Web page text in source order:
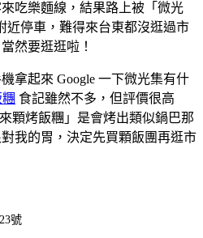
吃樂麵線，結果路上被「微光
近停車，難得來台東都沒逛過市
然要逛逛啦！
拿起來 Google 一下微光集有什
食記雖然不多，但評價很高
顆烤飯糰」是會烤出類似鍋巴那
我的胃，決定先買顆飯團再逛市
號